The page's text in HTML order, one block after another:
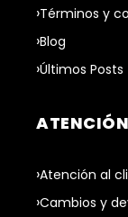
Términos y
Blog
Últimos Posts
Atención al
Cambios y